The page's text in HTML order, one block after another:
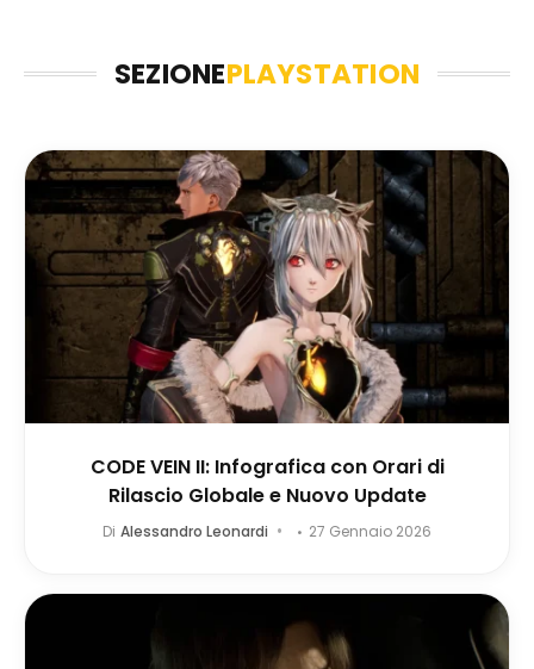
SEZIONEPLAYSTATION
CODE VEIN II: Infografica con Orari di
Rilascio Globale e Nuovo Update
Di Alessandro Leonardi 27 Gennaio 2026